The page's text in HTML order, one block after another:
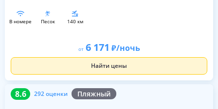
в номере песок 140 км
от 6 171 /ночь
Найти цены
8.6 292 оценки Пляжный
8.6 292 оценки